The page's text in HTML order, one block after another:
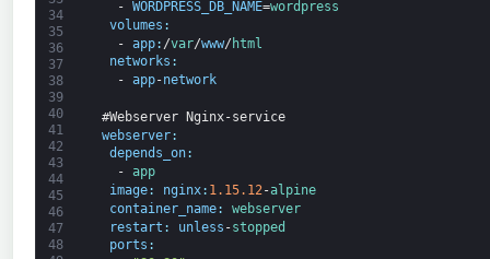
34
35
36
37
38
39
40
41
42
43
44
45
46
47
48
- WORDPRESS_DB_NAME=wordpress
volumes :
- app: /var/www/ html
networks :
- app-network
#Webserver Nginx-service
webserver:
depends_on:
- app
image: nginx: 1.15.12-alpine
container_name:
webserver
restart : unless -stopped
ports :